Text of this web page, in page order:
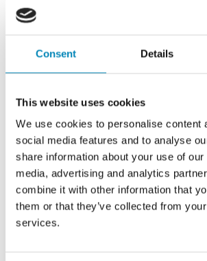
Consent Details
This website uses cookies
We use cookies to personalise content
social media features and to analyse
share information about your use of
media, advertising and analytics
combine it with other information that
them or that they’ve collected from
services.
Har du husket?